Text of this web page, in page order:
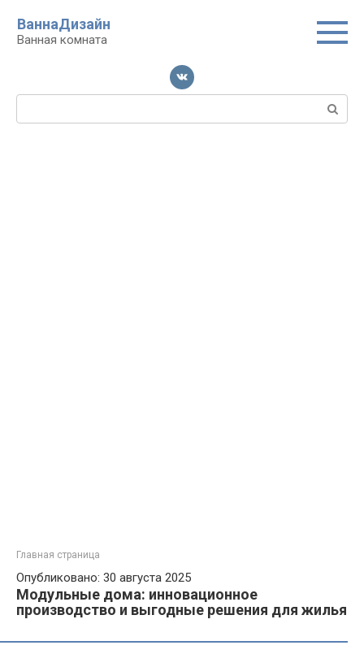
контенту
ВаннаДизайн
Ванная комната
Поиск:
Главная страница
Опубликовано: 30 августа 2025
Модульные дома: инновационное
производство и выгодные решения для жилья